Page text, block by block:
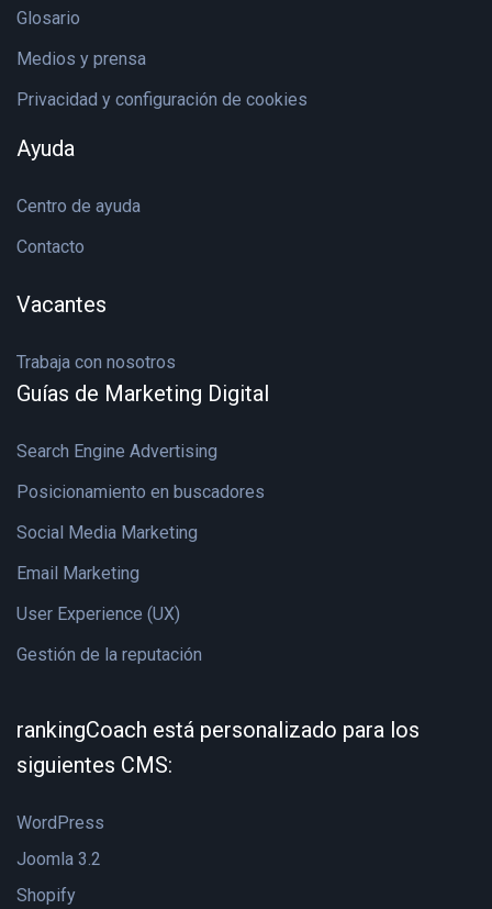
Glosario
Medios y prensa
Privacidad y configuración de cookies
Ayuda
Centro de ayuda
Contacto
Vacantes
Trabaja con nosotros
Guías de Marketing Digital
Search Engine Advertising
Posicionamiento en buscadores
Social Media Marketing
Email Marketing
User Experience (UX)
Gestión de la reputación
rankingCoach está personalizado para los
siguientes CMS:
WordPress
Joomla 3.2
Shopify